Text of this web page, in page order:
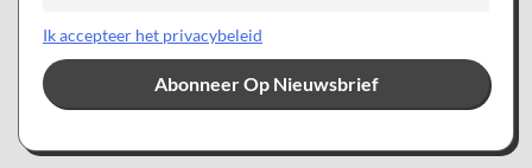
Ik accepteer het privacybeleid